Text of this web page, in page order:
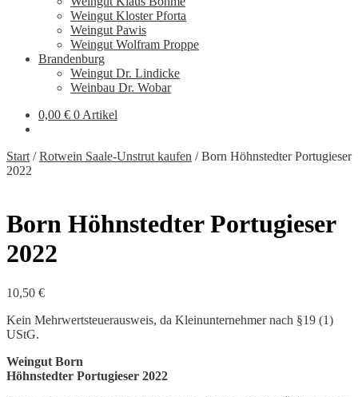
Weingut Kloster Pforta
Weingut Pawis
Weingut Wolfram Proppe
Brandenburg
Weingut Dr. Lindicke
Weinbau Dr. Wobar
0,00 € 0 Artikel
Start /Rotwein Saale-Unstrut kaufen /Born Höhnstedter Portugieser
2022
Born Höhnstedter Portugieser
2022
10,50 €
Kein Mehrwertsteuerausweis, da Kleinunternehmer nach §19 (1)
UStG.
Weingut Born
Höhnstedter Portugieser 2022